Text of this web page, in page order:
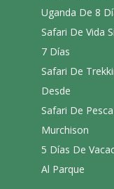
Uganda De 8
Safari De Vida
7 Días
Safari De
Desde
Safari De
Murchison
5 Días De
Al Parque